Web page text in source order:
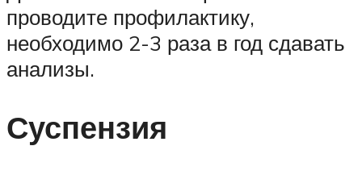
проводите профилактику,
необходимо 2-3 раза в год сдавать
анализы.
Суспензия